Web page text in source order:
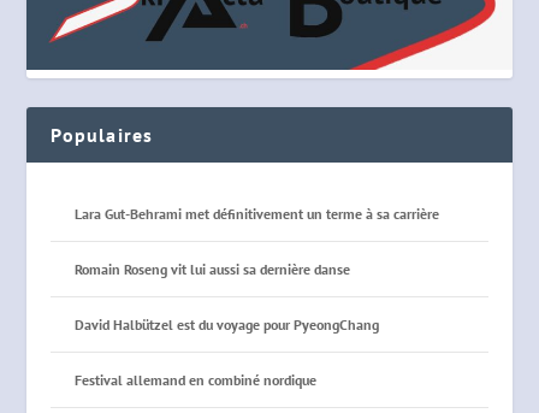
Populaires
Lara Gut-Behrami met définitivement un terme à sa carrière
Romain Roseng vit lui aussi sa dernière danse
David Halbützel est du voyage pour PyeongChang
Festival allemand en combiné nordique